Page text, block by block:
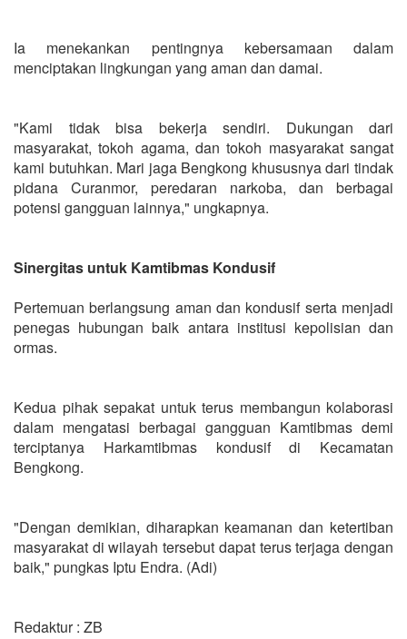
Ia menekankan pentingnya kebersamaan dalam
menciptakan lingkungan yang aman dan damai.
"Kami tidak bisa bekerja sendiri. Dukungan dari
masyarakat, tokoh agama, dan tokoh masyarakat sangat
kami butuhkan. Mari jaga Bengkong khususnya dari tindak
pidana Curanmor, peredaran narkoba, dan berbagai
potensi gangguan lainnya," ungkapnya.
Sinergitas untuk Kamtibmas Kondusif
Pertemuan berlangsung aman dan kondusif serta menjadi
penegas hubungan baik antara institusi kepolisian dan
ormas.
Kedua pihak sepakat untuk terus membangun kolaborasi
dalam mengatasi berbagai gangguan Kamtibmas demi
terciptanya Harkamtibmas kondusif di Kecamatan
Bengkong.
"Dengan demikian, diharapkan keamanan dan ketertiban
masyarakat di wilayah tersebut dapat terus terjaga dengan
baik," pungkas Iptu Endra. (Adi)
Redaktur : ZB